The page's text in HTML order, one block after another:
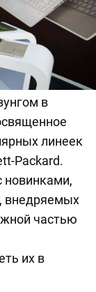
в
линеек
Packard.
новинками,
внедряемых
частью
их в